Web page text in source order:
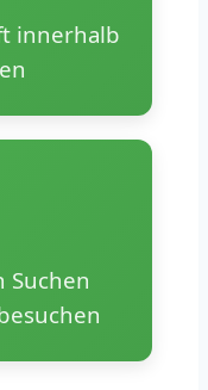
innerhalb
Suchen